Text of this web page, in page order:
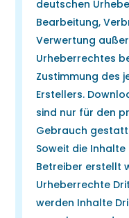
deutschen
Bearbeitung,
Verwertung
Urheberrechtes
Zustimmung des
Erstellers.
sind nur für den
Gebrauch
Soweit die
Betreiber erstellt
Urheberrechte
werden Inhalte